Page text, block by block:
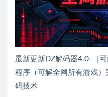
最新更新DZ解码器4.0-（
程序（可解全网所有游戏
码技术